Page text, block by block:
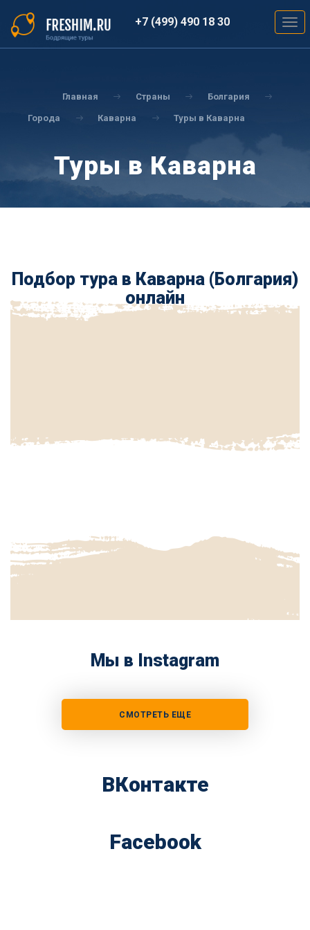
основному
содержанию
+7 (499) 490 18 30
Главная Страны Болгария
Города Каварна Туры в Каварна
Туры в Каварна
Подбор тура в Каварна (Болгария)
онлайн
Мы в Instagram
СМОТРЕТЬ ЕЩЕ
ВКонтакте
Facebook